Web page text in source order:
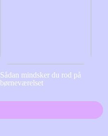
Sådan mindsker du rod på
børneværelset